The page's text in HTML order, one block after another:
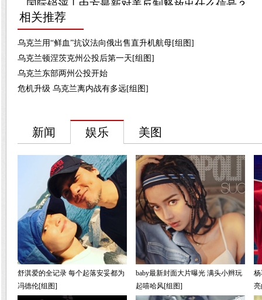
相关推荐
乌克兰用“鲜血”抗议法向俄出售直升机航母[组图]
乌克兰顿涅茨克州公投后第一天[组图]
乌克兰东部两州公投开始
危机升级 乌克兰离内战有多远[组图]